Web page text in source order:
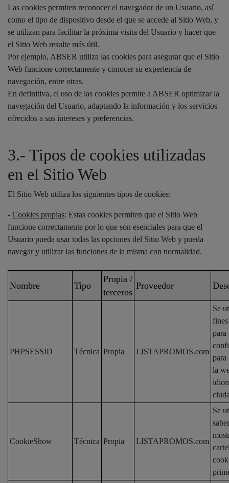
Las cookies permiten reconocer el navegador de un Usuario, así
como el tipo de dispositivo desde el que se accede al Sitio Web, y
se utilizan para facilitar la próxima visita del Usuario y hacer que
el Sitio Web resulte más útil.
Por ejemplo, ABSER utiliza las cookies para asegurar que el Sitio
Web funcione correctamente y conocer su experiencia de
navegación, entre otras.
En definitiva, el uso de las cookies permite a ABSER optimizar la
navegación del Usuario, adaptando la información y los servicios
ofrecidos a sus intereses y preferencias.
3.- Tipos de cookies utilizadas
en el Sitio Web
El Sitio Web utiliza los siguientes tipos de cookies:
- Cookies propias: Estas cookies permiten que el Sitio Web
funcione correctamente por lo que son esenciales para que el
Usuario pueda usar todas las opciones del Sitio Web y pueda
navegar y utilizar las funciones de la misma con normalidad.
Nombre Tipo
Propia /
terceros
Proveedor
PHPSESSID Técnica Propia LISTAPROMOS.com
Se
para
para
la
CookieShow Técnica Propia LISTAPROMOS.com
Se